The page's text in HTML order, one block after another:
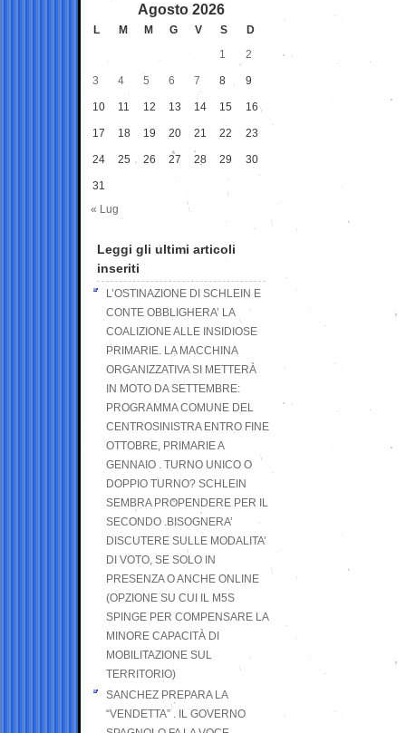
Agosto 2026
L M M G V S
D
1
2
3 4 5 6 7 8 9
10 11 12 13 14 15 16
17 18 19 20 21 22 23
24 25 26 27 28 29 30
31
« Lug
Leggi gli ultimi articoli
inseriti
L’OSTINAZIONE DI SCHLEIN E
CONTE OBBLIGHERA’ LA
COALIZIONE ALLE INSIDIOSE
PRIMARIE. LA MACCHINA
ORGANIZZATIVA SI METTERÀ
IN MOTO DA SETTEMBRE:
PROGRAMMA COMUNE DEL
CENTROSINISTRA ENTRO FINE
OTTOBRE, PRIMARIE A
GENNAIO . TURNO UNICO O
DOPPIO TURNO? SCHLEIN
SEMBRA PROPENDERE PER IL
SECONDO .BISOGNERA’
DISCUTERE SULLE MODALITA’
DI VOTO, SE SOLO IN
PRESENZA O ANCHE ONLINE
(OPZIONE SU CUI IL M5S
SPINGE PER COMPENSARE LA
MINORE CAPACITÀ DI
MOBILITAZIONE SUL
TERRITORIO)
SANCHEZ PREPARA LA
“VENDETTA” . IL GOVERNO